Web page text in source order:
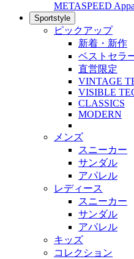
METASPEED
Sportstyle
ピックアップ
新着・新作
ベストセラ
直営限定
VINTAGE
VISIBLE
CLASSICS
MODERN
メンズ
スニーカー
サンダル
アパレル
レディース
スニーカー
サンダル
アパレル
キッズ
コレクション